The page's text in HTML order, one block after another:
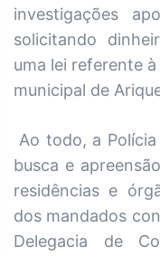
investigações
solicitando
uma lei referente
municipal de
Ao todo, a
busca e
residências e
dos mandados
Delegacia de